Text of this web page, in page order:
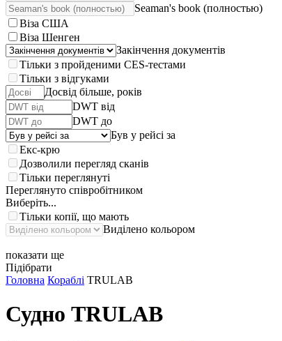
Seaman's book (полностью)
Віза США
Віза Шенген
Закінчення документів
Тільки з пройденими CES-тестами
Тільки з відгуками
Досвід більше, років
DWT від
DWT до
Був у рейсі за
Екс-крю
Дозволили перегляд сканів
Тільки переглянуті
Переглянуто співробітником
Виберіть...
Тільки копії, що мають
Виділено кольором
показати ще
Підібрати
Головна Кораблі TRULAB
Судно TRULAB